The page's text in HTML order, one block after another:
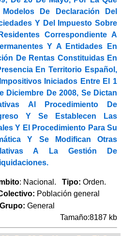
De Declaración Del
Y Del Impuesto Sobre
Correspondiente A
Y A Entidades En
De Rentas Constituidas En
En Territorio Español,
Iniciados Entre El 1
Diciembre De 2008, Se Dictan
Al Procedimiento De
Y Se Establecen Las
Y El Procedimiento Para Su
Y Se Modifican Otras
A La Gestión De
: Nacional. Tipo: Orden.
Población general
General
Tamaño:8187 kb